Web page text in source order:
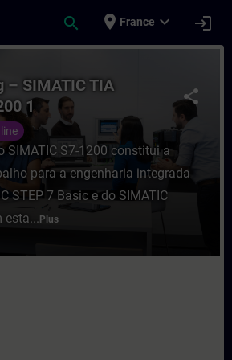
search place France expand_more login
Training – SIMATIC TIA
share
– SIMATIC TIA
1
SIMATIC S7-1200 constitui a
para a engenharia integrada
STEP 7 Basic e do SIMATIC
esta... Plus